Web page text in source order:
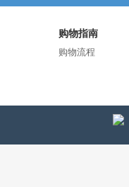
购物指南
购物流程